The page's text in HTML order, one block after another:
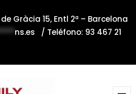
Gràcia 15, Entl 2ª – Barcelona
ns.es / Teléfono: 93 467 21